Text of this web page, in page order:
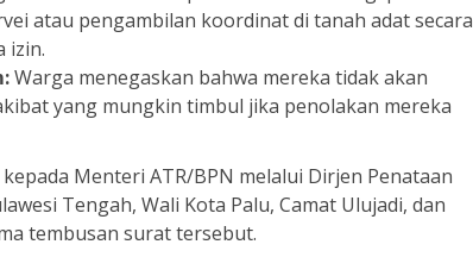
atau pengambilan koordinat di tanah adat secara
izin.
Warga menegaskan bahwa mereka tidak akan
yang mungkin timbul jika penolakan mereka
Menteri ATR/BPN melalui Dirjen Penataan
Tengah, Wali Kota Palu, Camat Ulujadi, dan
tembusan surat tersebut.